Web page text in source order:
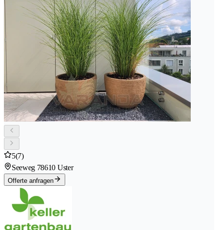
5(7)
Seeweg 78610 Uster
Offerte anfragen